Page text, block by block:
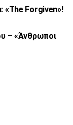
«TheForgiven»!
– «Άνθρωποι